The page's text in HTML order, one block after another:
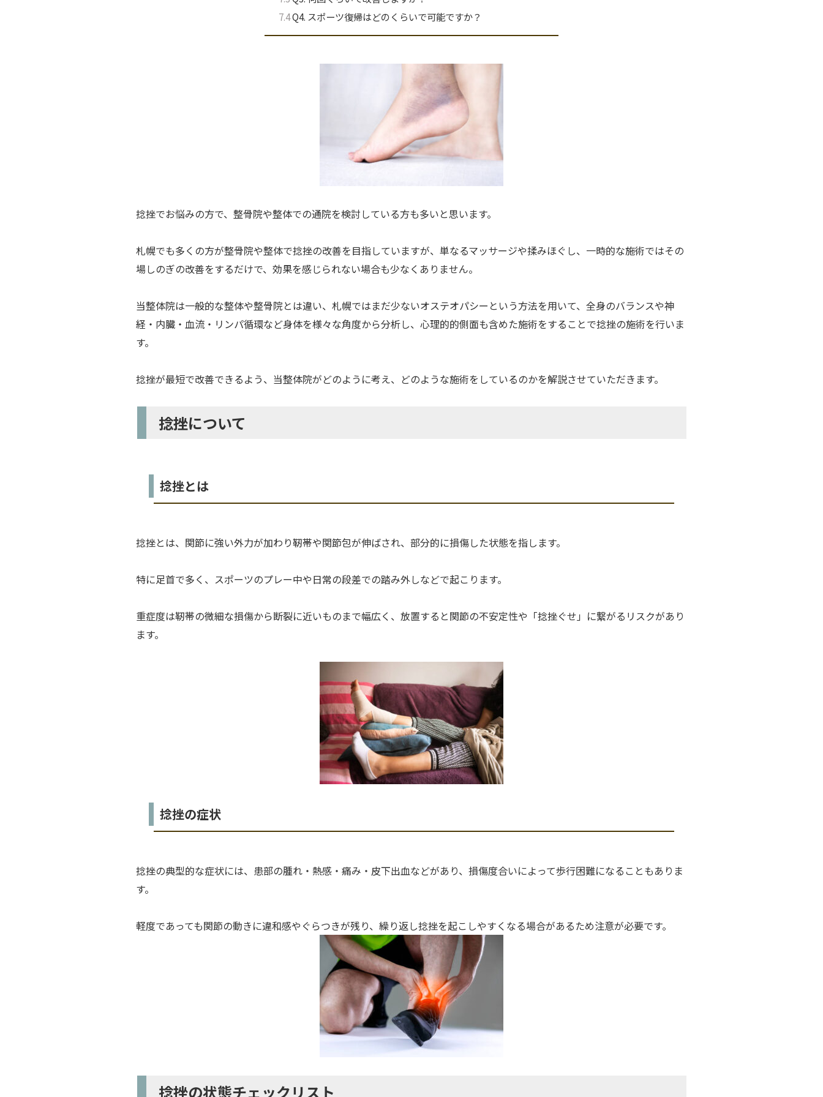
7.4Q4. スポーツ復帰はどのくらいで可能ですか？
捻挫でお悩みの方で、整骨院や整体での通院を検討している方も多いと思います。
札幌でも多くの方が整骨院や整体で捻挫の改善を目指していますが、単なるマッサージや揉みほぐし、一時的な施術ではその
場しのぎの改善をするだけで、効果を感じられない場合も少なくありません。
当整体院は一般的な整体や整骨院とは違い、札幌ではまだ少ないオステオパシーという方法を用いて、全身のバランスや神
経・内臓・血流・リンパ循環など身体を様々な角度から分析し、心理的的側面も含めた施術をすることで捻挫の施術を行いま
す。
捻挫が最短で改善できるよう、当整体院がどのように考え、どのような施術をしているのかを解説させていただきます。
捻挫について
捻挫とは
捻挫とは、関節に強い外力が加わり靭帯や関節包が伸ばされ、部分的に損傷した状態を指します。
特に足首で多く、スポーツのプレー中や日常の段差での踏み外しなどで起こります。
重症度は靭帯の微細な損傷から断裂に近いものまで幅広く、放置すると関節の不安定性や「捻挫ぐせ」に繋がるリスクがあり
ます。
捻挫の症状
捻挫の典型的な症状には、患部の腫れ・熱感・痛み・皮下出血などがあり、損傷度合いによって歩行困難になることもありま
す。
軽度であっても関節の動きに違和感やぐらつきが残り、繰り返し捻挫を起こしやすくなる場合があるため注意が必要です。
捻挫の状態チェックリスト